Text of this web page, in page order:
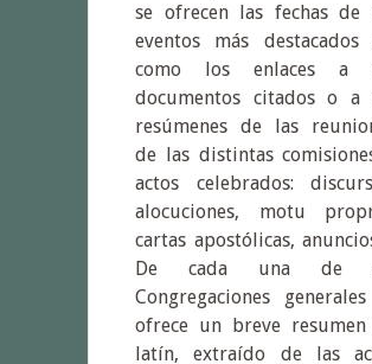
se ofrecen las fechas de
eventos más destacados
como los enlaces a
documentos citados o a
resúmenes de las
de las distintas
actos celebrados:
alocuciones, motu
cartas apostólicas,
De cada una de
Congregaciones
ofrece un breve resumen
latín, extraído de las